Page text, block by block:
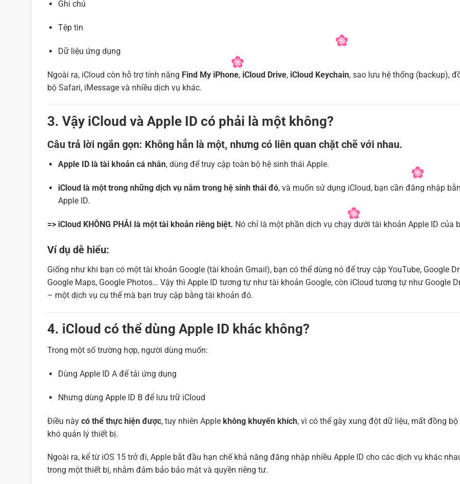
Ghi chú
Tệp tin
Dữ liệu ứng dụng
Ngoài ra, iCloud còn hỗ trợ tính năng Find My iPhone, iCloud Drive, iCloud Keychain, sao lưu hệ thống (backup),
bộ Safari, iMessage và nhiều dịch vụ khác.
3. Vậy iCloud và Apple ID có phải là một không?
Câu trả lời ngắn gọn: Không hẳn là một, nhưng có liên quan chặt chẽ với nhau.
Apple ID là tài khoản cá nhân, dùng để truy cập toàn bộ hệ sinh thái Apple.
iCloud là một trong những dịch vụ nằm trong hệ sinh thái đó, và muốn sử dụng iCloud, bạn cần đăng nhập
Apple ID.
=> iCloud KHÔNG PHẢI là một tài khoản riêng biệt. Nó chỉ là một phần dịch vụ chạy dưới tài khoản Apple ID của
Ví dụ dễ hiểu:
Giống như khi bạn có một tài khoản Google (tài khoản Gmail), bạn có thể dùng nó để truy cập YouTube, Google
Google Maps, Google Photos… Vậy thì Apple ID tương tự như tài khoản Google, còn iCloud tương tự như Google
– một dịch vụ cụ thể mà bạn truy cập bằng tài khoản đó.
4. iCloud có thể dùng Apple ID khác không?
Trong một số trường hợp, người dùng muốn:
Dùng Apple ID A để tải ứng dụng
Nhưng dùng Apple ID B để lưu trữ iCloud
Điều này có thể thực hiện được, tuy nhiên Apple không khuyến khích, vì có thể gây xung đột dữ liệu, mất đồng bộ
khó quản lý thiết bị.
Ngoài ra, kể từ iOS 15 trở đi, Apple bắt đầu hạn chế khả năng đăng nhập nhiều Apple ID cho các dịch vụ khác
trong một thiết bị, nhằm đảm bảo bảo mật và quyền riêng tư.